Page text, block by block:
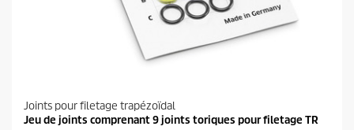
Joints pour filetage trapézoïdal
Jeu de joints comprenant 9 joints toriques pour filetage TR